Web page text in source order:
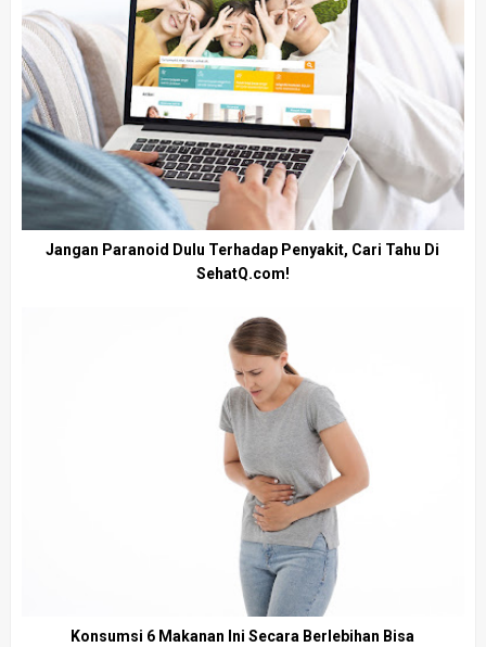
Jangan Paranoid Dulu Terhadap Penyakit, Cari Tahu Di
SehatQ.com!
Konsumsi 6 Makanan Ini Secara Berlebihan Bisa